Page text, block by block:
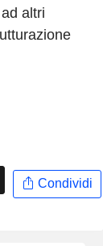
altri
Condividi